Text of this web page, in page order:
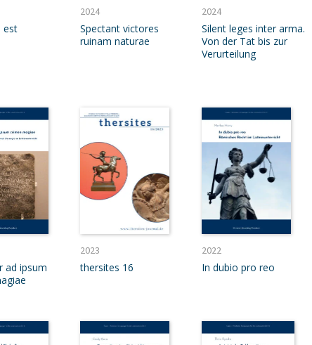
est
2024
Spectant victores
ruinam naturae
2024
Silent leges inter arma.
Von der Tat bis zur
Verurteilung
ad ipsum
2023
thersites 16
2022
In dubio pro reo